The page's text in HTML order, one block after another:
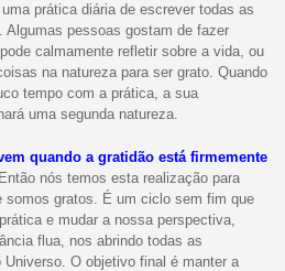
prática diária de escrever todas as
pessoas gostam de fazer
calmamente refletir sobre a vida, ou
na natureza para ser grato. Quando
tempo com a prática, a sua
uma segunda natureza.
quando a gratidão está firmemente
nós temos esta realização para
somos gratos. É um ciclo sem fim que
e mudar a nossa perspectiva,
flua, nos abrindo todas as
O objetivo final é manter a